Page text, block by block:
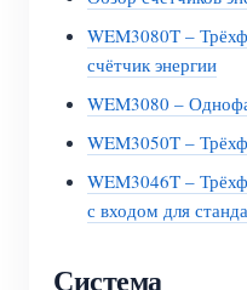
WEM3080T –
счётчик энергии
WEM3080 –
WEM3050T –
WEM3046T –
с входом для
Система